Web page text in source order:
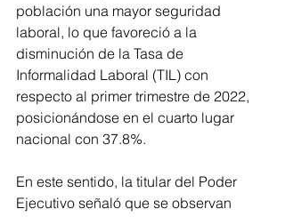
población una mayor seguridad
laboral, lo que favoreció a la
disminución de la Tasa de
Informalidad Laboral (TIL) con
respecto al primer trimestre de 2022,
posicionándose en el cuarto lugar
nacional con 37.8%.
En este sentido, la titular del Poder
Ejecutivo señaló que se observan